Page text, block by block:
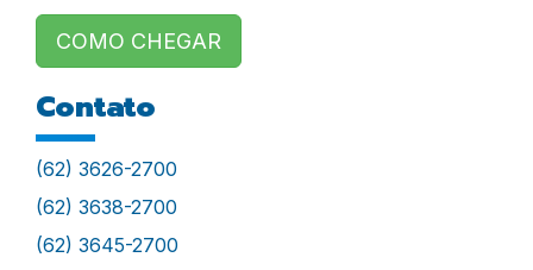
COMO CHEGAR
Contato
(62) 3626-2700
(62) 3638-2700
(62) 3645-2700